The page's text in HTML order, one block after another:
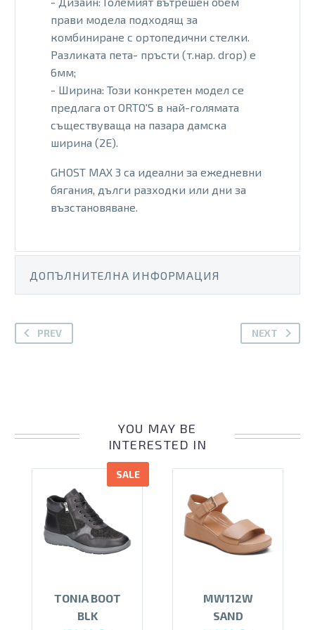
прави модела подходящ за
комбиниране с ортопедични стелки.
Разликата пета- пръсти (т.нар. drop) е
6мм;
- Ширина: Този конкретен модел се
предлага от ORTO'S в най-голямата
съществуваща на пазара дамска
ширина (2Е).
GHOST MAX 3 са идеални за ежедневни
бягания, дълги разходки или дни за
възстановяване.
ДОПЪЛНИТЕЛНА ИНФОРМАЦИЯ
PREV NEXT
YOU MAY BE
INTERESTED IN
SALE
TONIA BOOT
BLK
MW112W
SAND